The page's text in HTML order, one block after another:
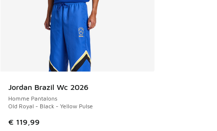
Jordan Brazil Wc 2026
Homme Pantalons
Old Royal - Black - Yellow Pulse
€ 119,99